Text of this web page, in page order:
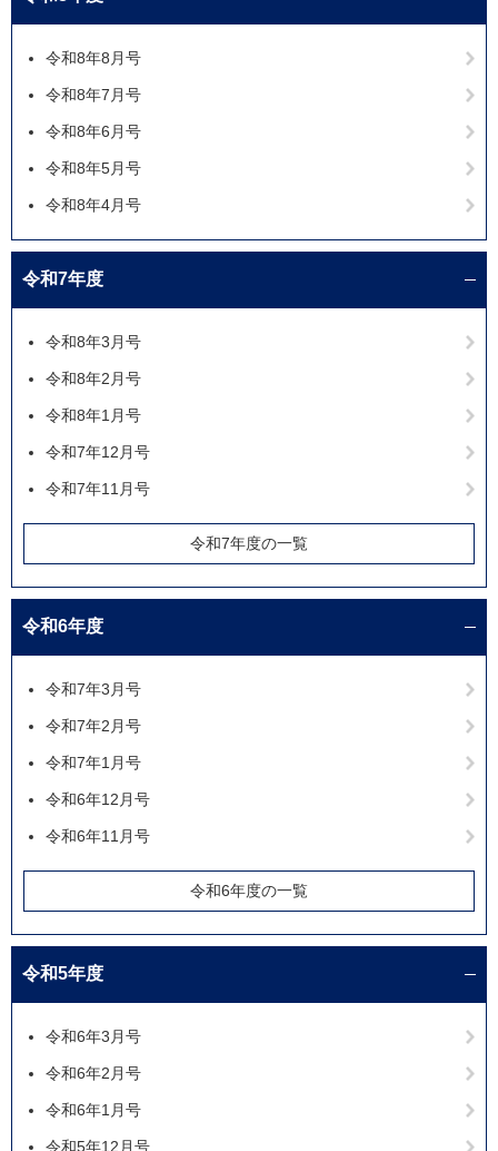
令和8年8月号
令和8年7月号
令和8年6月号
令和8年5月号
令和8年4月号
令和7年度
令和8年3月号
令和8年2月号
令和8年1月号
令和7年12月号
令和7年11月号
令和7年度の一覧
令和6年度
令和7年3月号
令和7年2月号
令和7年1月号
令和6年12月号
令和6年11月号
令和6年度の一覧
令和5年度
令和6年3月号
令和6年2月号
令和6年1月号
令和5年12月号